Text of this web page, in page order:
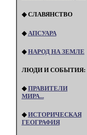
◆ СЛАВЯНСТВО
◆ АПСУАРА
◆НАРОД НА ЗЕМЛЕ
ЛЮДИ И СОБЫТИЯ:
◆ПРАВИТЕЛИ
МИРА...
◆ИСТОРИЧЕСКАЯ
ГЕОГРАФИЯ